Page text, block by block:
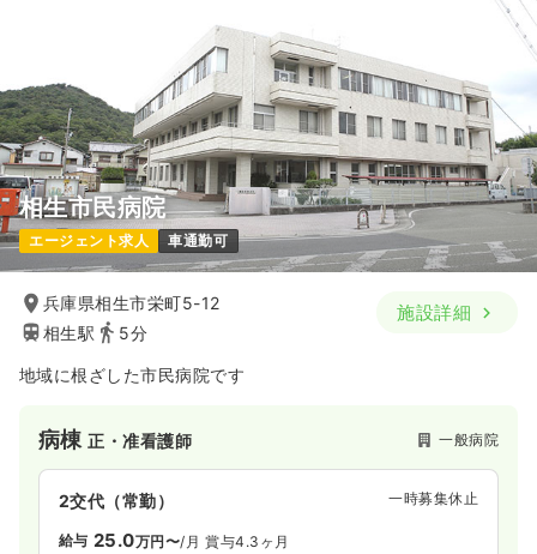
相生市民病院
エージェント求人 車通勤可
兵庫県相生市栄町5-12
相生駅
5分
施設詳細
地域に根ざした市民病院です
病棟正・准看護師 一般病院
2交代（常勤） 一時募集休止
給与 25.0万円〜/月 賞与4.3ヶ月